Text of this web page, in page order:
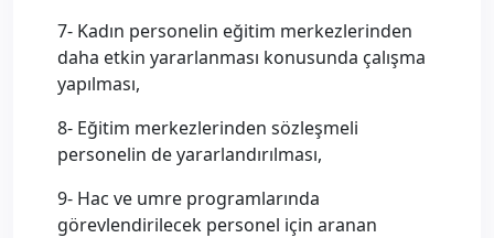
7- Kadın personelin eğitim merkezlerinden
daha etkin yararlanması konusunda çalışma
yapılması,
8- Eğitim merkezlerinden sözleşmeli
personelin de yararlandırılması,
9- Hac ve umre programlarında
görevlendirilecek personel için aranan